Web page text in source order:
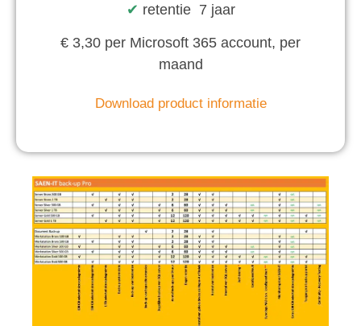
✔︎ retentie 7 jaar
€ 3,30 per Microsoft 365 account, per
maand
Download product informatie